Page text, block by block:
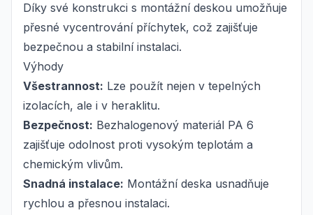
Díky své konstrukci s montážní deskou umožňuje
přesné vycentrování příchytek, což zajišťuje
bezpečnou a stabilní instalaci.
Výhody
Všestrannost: Lze použít nejen v tepelných
izolacích, ale i v heraklitu.
Bezpečnost: Bezhalogenový materiál PA 6
zajišťuje odolnost proti vysokým teplotám a
chemickým vlivům.
Snadná instalace: Montážní deska usnadňuje
rychlou a přesnou instalaci.